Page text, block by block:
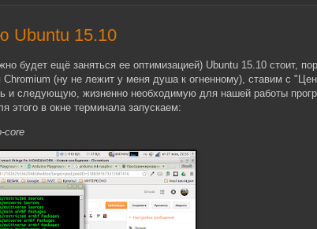
Ubuntu 15.10
будет ещё заняться ее оптимизацией) Ubuntu 15.10 стоит,
(ну не лежит у меня душа к огненному), ставим с
и следующую, жизненно необходимую для нашей работы
этого в окне терминала запускаем:
core